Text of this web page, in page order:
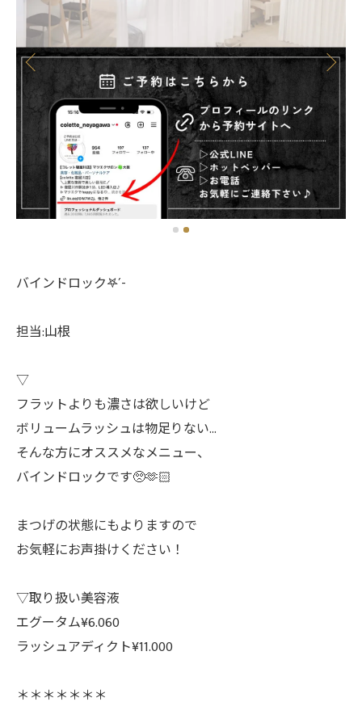
バインドロック𖤐´-
担当:山根
▽
⁡フラットよりも濃さは欲しいけど
ボリュームラッシュは物足りない…
そんな方にオススメなメニュー、
バインドロックです🥺🫶🏻
まつげの状態にもよりますので
お気軽にお声掛けください！
▽取り扱い美容液
エグータム¥6.060
ラッシュアディクト¥11.000
＊＊＊＊＊＊＊